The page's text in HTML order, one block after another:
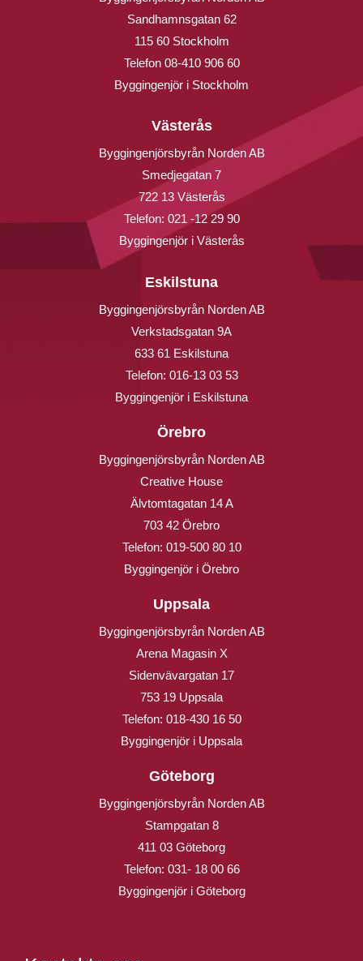
Sandhamnsgatan 62
115 60 Stockholm
Telefon 08-410 906 60
Byggingenjör i Stockholm
Västerås
Byggingenjörsbyrån Norden AB
Smedjegatan 7
722 13 Västerås
Telefon: 021 -12 29 90
Byggingenjör i Västerås
Eskilstuna
Byggingenjörsbyrån Norden AB
Verkstadsgatan 9A
633 61 Eskilstuna
Telefon: 016-13 03 53
Byggingenjör i Eskilstuna
Örebro
Byggingenjörsbyrån Norden AB
Creative House
Älvtomtagatan 14 A
703 42 Örebro
Telefon: 019-500 80 10
Byggingenjör i Örebro
Uppsala
Byggingenjörsbyrån Norden AB
Arena Magasin X
Sidenvävargatan 17
753 19 Uppsala
Telefon: 018-430 16 50
Byggingenjör i Uppsala
Göteborg
Byggingenjörsbyrån Norden AB
Stampgatan 8
411 03 Göteborg
Telefon: 031- 18 00 66
Byggingenjör i Göteborg